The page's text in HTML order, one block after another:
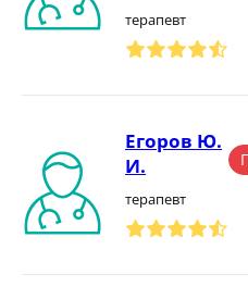
терапевт
Егоров Ю.
И.
терапевт